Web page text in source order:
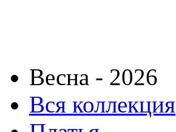
Весна - 2026
Вся коллекция